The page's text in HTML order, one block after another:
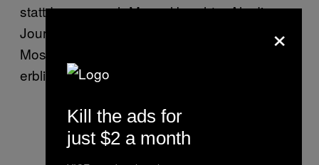
stattdessen nach Mossul brachte. Als die
Journalistin später Martany in der Altstadt von
Mossul in der Nähe der Grossen Moschee
erblickte, war sie sichtlich schockiert.
×
Kill the ads for
just $2 a month